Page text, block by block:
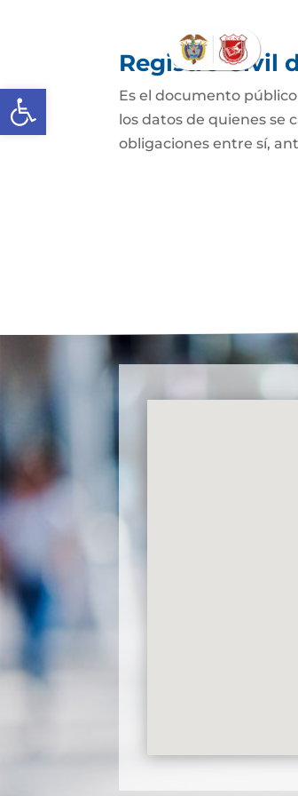
Abrir barra de herramientas
Registro Civil
Es el documento
los datos de quienes se
obligaciones entre sí,